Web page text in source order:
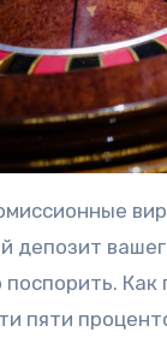
депозит
пяти